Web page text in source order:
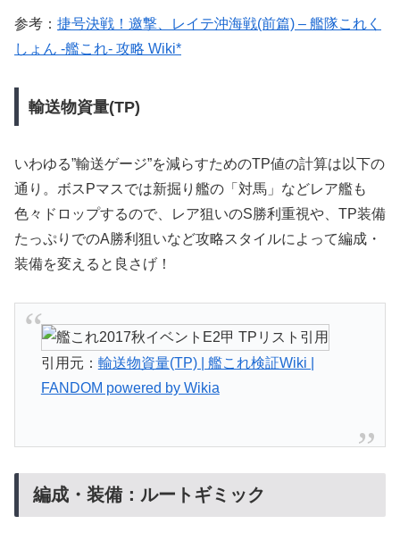
参考： 捷号決戦！邀撃、レイテ沖海戦(前篇) – 艦隊これく
しょん -艦これ- 攻略 Wiki*
輸送物資量(TP)
いわゆる”輸送ゲージ”を減らすためのTP値の計算は以下の
通り。ボスPマスでは新掘り艦の「対馬」などレア艦も
色々ドロップするので、レア狙いのS勝利重視や、TP装備
たっぷりでのA勝利狙いなど攻略スタイルによって編成・
装備を変えると良さげ！
引用元： 輸送物資量(TP) | 艦これ検証Wiki |
FANDOM powered by Wikia
編成・装備：ルートギミック